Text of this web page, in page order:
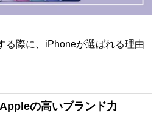
る際に、iPhoneが選ばれる理由
の高いブランド力